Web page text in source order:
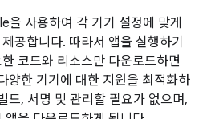
사용하여 각 기기 설정에 맞게
공합니다. 따라서 앱을 실행하기
코드와 리소스만 다운로드하면
양한 기기에 대한 지원을 최적화하
드, 서명 및 관리할 필요가 없으며,